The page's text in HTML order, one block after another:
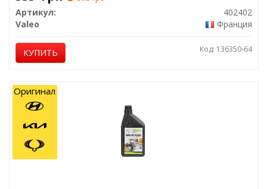
Артикул:
402402
Valeo
Франция
КУПИТЬ Код: 136350-64
Оригинал